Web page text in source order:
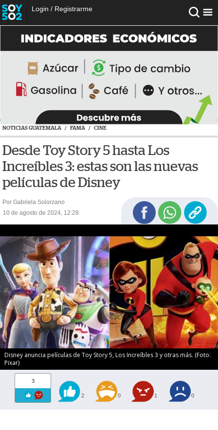
Login / Registrarme
NOTICIAS GUATEMALA / FAMA / CINE
Desde Toy Story 5 hasta Los
Increíbles 3: estas son las nuevas
películas de Disney
Por Gabriela Solorzano
10 de agosto de 2024, 12:28
Disney anuncia películas de Toy Story 5, Los Increíbles 3 y otras más. (Foto:
Pixar)
3
2 0 1 0